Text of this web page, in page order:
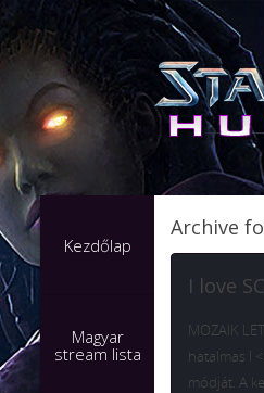
Kezdőlap
Magyar
stream lista
Archive
I love
MOZAIK
hatalmas I
módját. A